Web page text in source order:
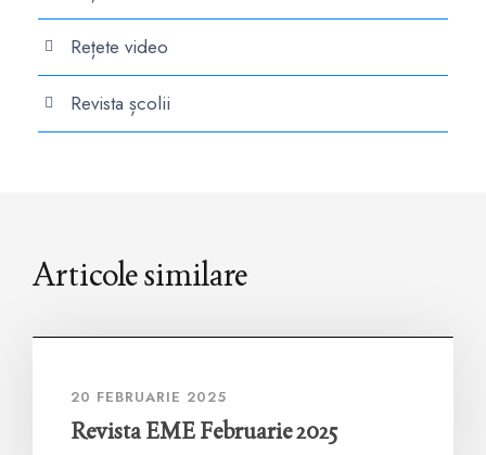
Rețete video
Revista școlii
Articole similare
20 FEBRUARIE 2025
Revista EME Februarie 2025